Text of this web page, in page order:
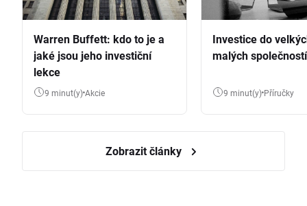
Warren Buffett: kdo to je a
jaké jsou jeho investiční
lekce
9 minut(y) Akcie
Investice do
malých společností
9 minut(y) Příručky
Zobrazit články